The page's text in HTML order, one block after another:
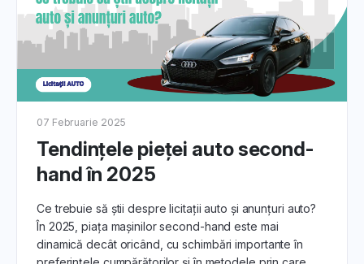
07 Februarie 2025
Tendințele pieței auto second-
hand în 2025
Ce trebuie să știi despre licitații auto și anunțuri auto?
În 2025, piața mașinilor second-hand este mai
dinamică decât oricând, cu schimbări importante în